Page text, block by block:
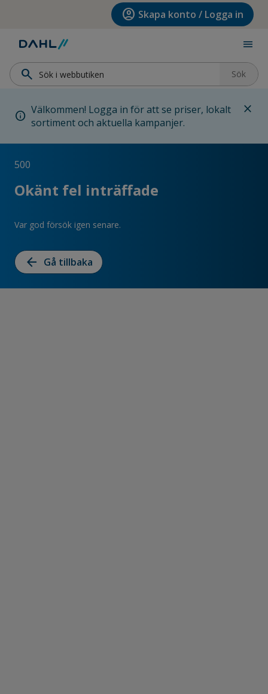
Hoppa till huvudinnehållet account_circle Skapa konto / Logga in
menu
search Sök
info Välkommen! Logga in för att se priser, lokalt
sortiment och aktuella kampanjer.
close
500
Okänt fel inträffade
Var god försök igen senare.
arrow_back Gå tillbaka